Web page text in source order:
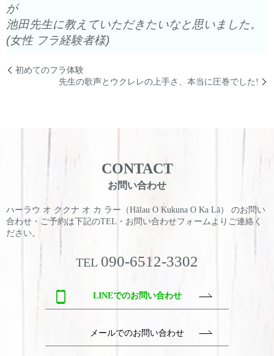
が
池田先生に教えていただきたいなと思いました。
(女性 フラ経験者様)
初めてのフラ体験
先生の歌声とウクレレの上手さ、本当に圧巻でした!
CONTACT
お問い合わせ
ハーラウ オ ククナ オ カ ラー（Hālau O Kukuna O Ka Lā） のお問い
合わせ・ご予約は下記のTEL・お問い合わせフォームよりご連絡く
ださい。
TEL 090-6512-3302
LINEでのお問い合わせ
メールでのお問い合わせ